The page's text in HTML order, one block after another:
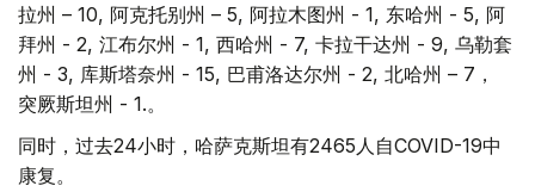
拉州 – 10, 阿克托别州 – 5, 阿拉木图州 - 1, 东哈州 - 5, 阿
拜州 - 2, 江布尔州 - 1, 西哈州 - 7, 卡拉干达州 - 9, 乌勒套
州 - 3, 库斯塔奈州 - 15, 巴甫洛达尔州 - 2, 北哈州 – 7，
突厥斯坦州 - 1.。
同时，过去24小时，哈萨克斯坦有2465人自COVID-19中
康复。